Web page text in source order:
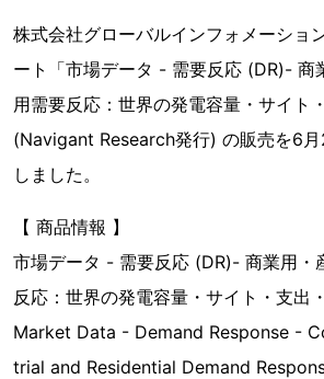
株式会社グローバルインフォメーショ
ート「市場データ - 需要反応 (DR)- 商
用需要反応：世界の発電容量・サイト
(Navigant Research発行) の販売を6
しました。
【 商品情報 】
市場データ - 需要反応 (DR)- 商業用・
反応：世界の発電容量・サイト・支出
Market Data - Demand Response -
trial and Residential Demand